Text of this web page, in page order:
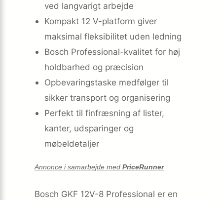
ved langvarigt arbejde
Kompakt 12 V-platform giver
maksimal fleksibilitet uden ledning
Bosch Professional-kvalitet for høj
holdbarhed og præcision
Opbevaringstaske medfølger til
sikker transport og organisering
Perfekt til finfræsning af lister,
kanter, udsparinger og
møbeldetaljer
Annonce i samarbejde med PriceRunner
Bosch GKF 12V-8 Professional er en